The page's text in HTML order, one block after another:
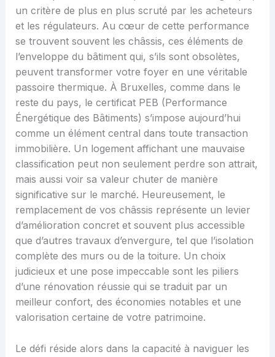
un critère de plus en plus scruté par les acheteurs
et les régulateurs. Au cœur de cette performance
se trouvent souvent les châssis, ces éléments de
l’enveloppe du bâtiment qui, s’ils sont obsolètes,
peuvent transformer votre foyer en une véritable
passoire thermique. À Bruxelles, comme dans le
reste du pays, le certificat PEB (Performance
Énergétique des Bâtiments) s’impose aujourd’hui
comme un élément central dans toute transaction
immobilière. Un logement affichant une mauvaise
classification peut non seulement perdre son attrait,
mais aussi voir sa valeur chuter de manière
significative sur le marché. Heureusement, le
remplacement de vos châssis représente un levier
d’amélioration concret et souvent plus accessible
que d’autres travaux d’envergure, tel que l’isolation
complète des murs ou de la toiture. Un choix
judicieux et une pose impeccable sont les piliers
d’une rénovation réussie qui se traduit par un
meilleur confort, des économies notables et une
valorisation certaine de votre patrimoine.
Le défi réside alors dans la capacité à naviguer les